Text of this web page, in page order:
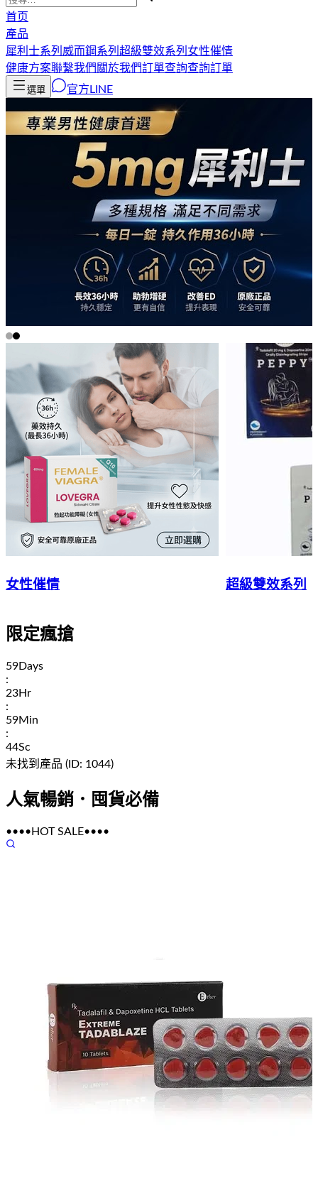
首页
產品
犀利士系列 威而鋼系列 超級雙效系列 女性催情
健康方案聯繫我們 關於我們訂單查詢查詢訂單
選單 官方LINE
5mg
犀
女性催情 超級雙效系列
限定瘋搶
59Days
:
23Hr
:
59Min
:
42Sc
未找到產品 (ID: 1044)
人氣暢銷．囤貨必備
•••• HOT SALE••••